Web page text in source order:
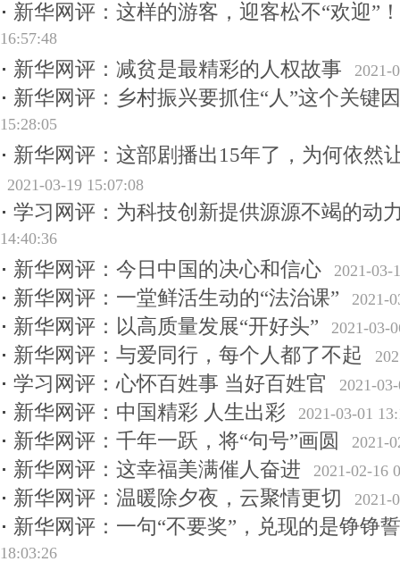
新华网评：这样的游客，迎客松不“欢迎”！
16:57:48
新华网评：减贫是最精彩的人权故事
2021-
新华网评：乡村振兴要抓住“人”这个关键
15:28:05
新华网评：这部剧播出15年了，为何依然
2021-03-19 15:07:08
学习网评：为科技创新提供源源不竭的动
14:40:36
新华网评：今日中国的决心和信心
2021-03-
新华网评：一堂鲜活生动的“法治课” 2021-
新华网评：以高质量发展“开好头” 2021-03-
新华网评：与爱同行，每个人都了不起
学习网评：心怀百姓事 当好百姓官 2021-
新华网评：中国精彩 人生出彩 2021-03-01
新华网评：千年一跃，将“句号”画圆 2021-
新华网评：这幸福美满催人奋进 2021-02-16
新华网评：温暖除夕夜，云聚情更切 2021-
新华网评：一句“不要奖”，兑现的是铮铮
18:03:26